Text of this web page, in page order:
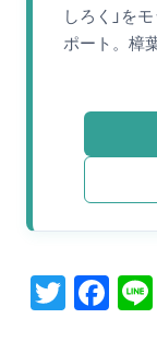
しろく」を
ポート。樟
T
F